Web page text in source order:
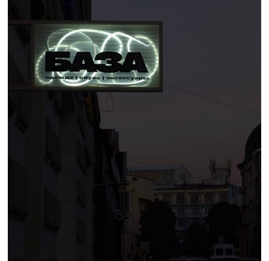
Магазин «База» ©
который уже сталкивается с перебоями со
без кондиционеров, а зимой приходится
рано закрываться, потому что становится
темно и ничего не видно. Не работают
компьютеры, невозможно выйти в онлайн и